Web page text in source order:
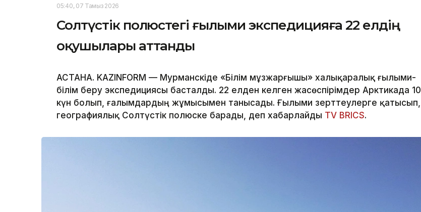
05:40, 07 Тамыз 2026
Солтүстік полюстегі ғылыми экспедицияға 22 елдің
оқушылары аттанды
АСТАНА. KAZINFORM — Мурманскіде «Білім мұзжарғышы» халықаралық ғылыми-
білім беру экспедициясы басталды. 22 елден келген жасөспірімдер Арктикада 10
күн болып, ғалымдардың жұмысымен танысады. Ғылыми зерттеулерге қатысып,
географиялық Солтүстік полюске барады, деп хабарлайды TV BRICS.